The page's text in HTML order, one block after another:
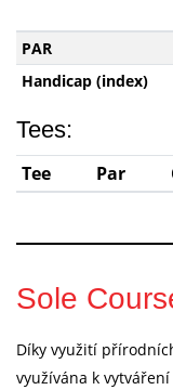
PAR
Handicap (index)
Tees:
Tee Par
Sole
Díky využití
využívána k